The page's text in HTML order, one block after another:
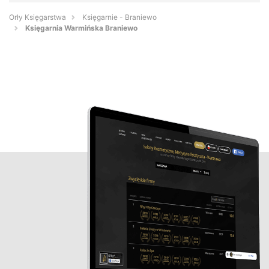
Orły Księgarstwa
Księgarnie - Braniewo
Księgarnia Warmińska Braniewo